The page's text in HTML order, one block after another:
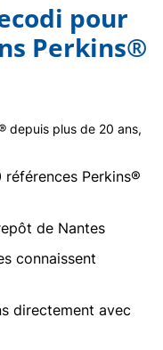
pour
Perkins®
depuis plus de 20 ans,
Perkins®
de Nantes
connaissent
directement avec